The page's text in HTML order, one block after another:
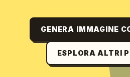
GENERA IMMAGINE
ESPLORA ALTRI